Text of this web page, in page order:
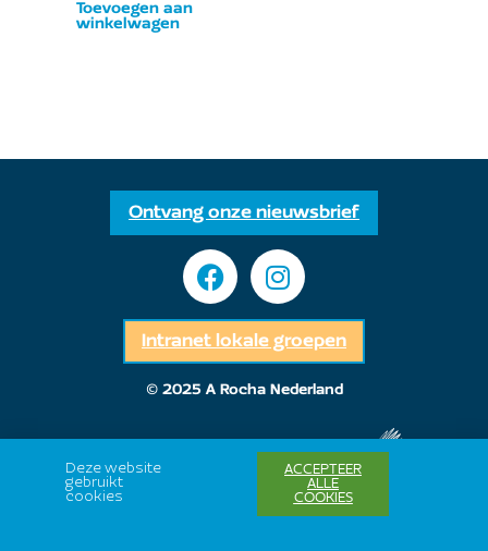
Toevoegen aan
winkelwagen
Ontvang onze nieuwsbrief
Intranet lokale groepen
© 2025 A Rocha Nederland
Deze website
gebruikt
cookies
ACCEPTEER
ALLE
COOKIES